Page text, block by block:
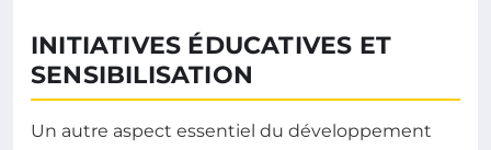
INITIATIVES ÉDUCATIVES ET
SENSIBILISATION
Un autre aspect essentiel du développement